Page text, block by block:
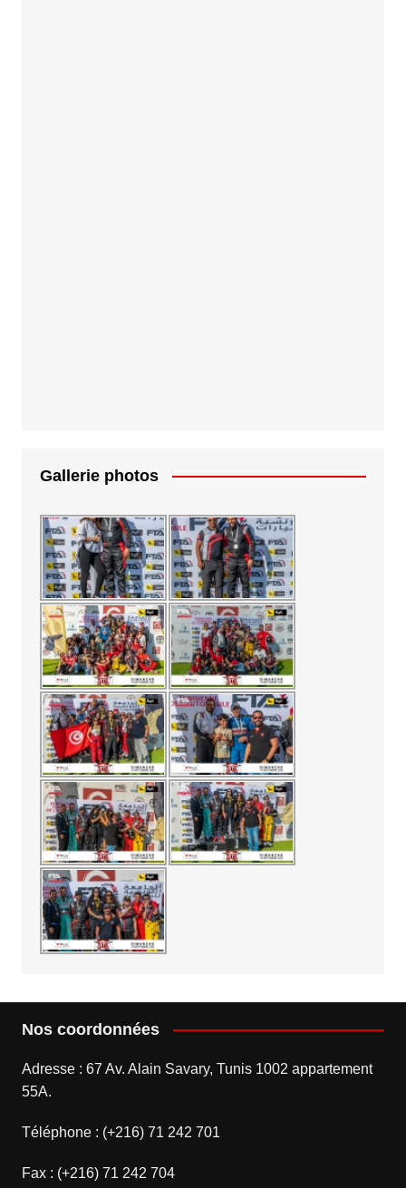
Gallerie photos
Nos coordonnées
Adresse : 67 Av. Alain Savary, Tunis 1002 appartement
55A.
Téléphone : (+216) 71 242 701
Fax : (+216) 71 242 704